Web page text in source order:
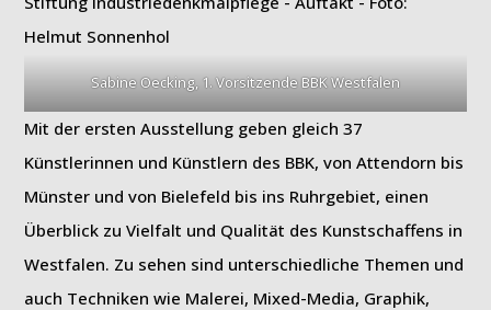
Sabine Oecking, 1. Vorsitzende BBK Westfalen
Mit der ersten Ausstellung geben gleich 37
Künstlerinnen und Künstlern des BBK, von Attendorn bis
Münster und von Bielefeld bis ins Ruhrgebiet, einen
Überblick zu Vielfalt und Qualität des Kunstschaffens in
Westfalen. Zu sehen sind unterschiedliche Themen und
auch Techniken wie Malerei, Mixed-Media, Graphik,